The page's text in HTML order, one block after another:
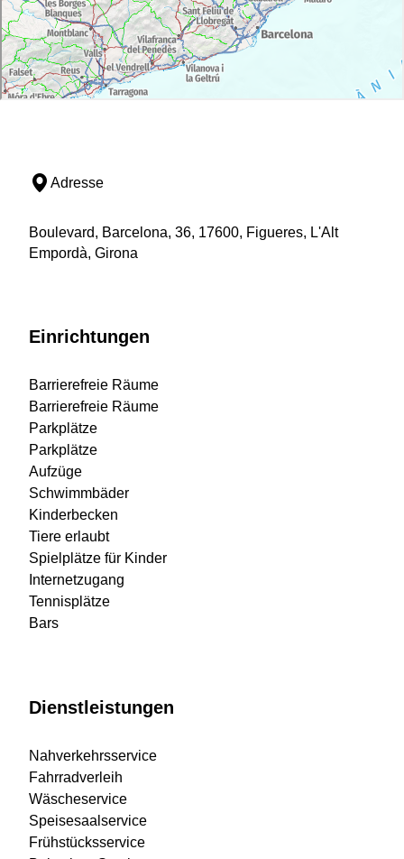
Adresse
Boulevard, Barcelona, 36, 17600, Figueres, L'Alt
Empordà, Girona
Einrichtungen
Barrierefreie Räume
Barrierefreie Räume
Parkplätze
Parkplätze
Aufzüge
Schwimmbäder
Kinderbecken
Tiere erlaubt
Spielplätze für Kinder
Internetzugang
Tennisplätze
Bars
Dienstleistungen
Nahverkehrsservice
Fahrradverleih
Wäscheservice
Speisesaalservice
Frühstücksservice